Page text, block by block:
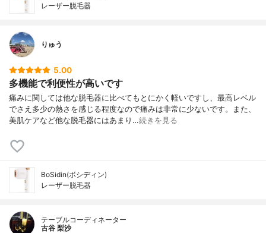
レーザー脱毛器
りゅう
5.00
多機能で利便性が高いです
痛みに関しては他な脱毛器に比べてもとにかく軽いですし、最高レベル
でさえ多少の熱さを感じる程度なので痛みは非常に少ないです。また、
美肌ケアなど他な脱毛器にはあまり…続きを見る
BoSidin(ボシディン)
レーザー脱毛器
テーブルコーディネーター
古谷 梨沙